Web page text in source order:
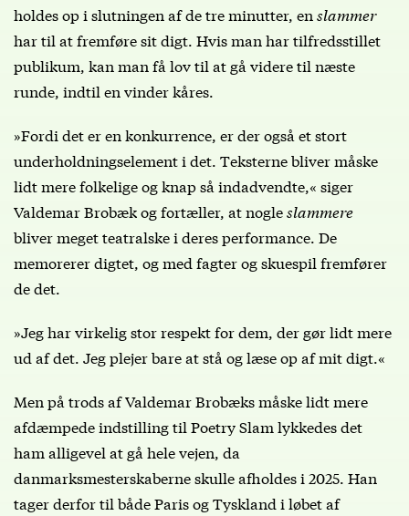
holdes op i slutningen af de tre minutter, en slammer
har til at fremføre sit digt. Hvis man har tilfredsstillet
publikum, kan man få lov til at gå videre til næste
runde, indtil en vinder kåres.
»Fordi det er en konkurrence, er der også et stort
underholdningselement i det. Teksterne bliver måske
lidt mere folkelige og knap så indadvendte,« siger
Valdemar Brobæk og fortæller, at nogleslammere
bliver meget teatralske i deres performance. De
memorerer digtet, og med fagter og skuespil fremfører
de det.
»Jeg har virkelig stor respekt for dem, der gør lidt mere
ud af det. Jeg plejer bare at stå og læse op af mit digt.«
Men på trods af Valdemar Brobæks måske lidt mere
afdæmpede indstilling til Poetry Slam lykkedes det
ham alligevel at gå hele vejen, da
danmarksmesterskaberne skulle afholdes i 2025. Han
tager derfor til både Paris og Tyskland i løbet af